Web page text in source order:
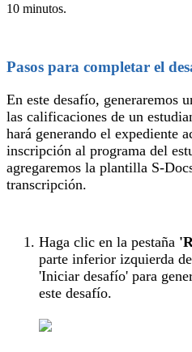
10 minutos.
Pasos para completar el
En este desafío, generaremos
las calificaciones de un
hará generando el expediente
inscripción al programa del
agregaremos la plantilla S-
transcripción.
Haga clic en la pestaña
parte inferior izquierda
'Iniciar desafío' para
este desafío.